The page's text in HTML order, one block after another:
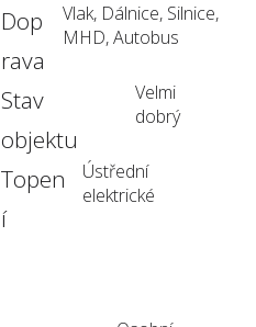
Dop
rava
Vlak, Dálnice, Silnice,
MHD, Autobus
Stav
objektu
Velmi
dobrý
Topen
í
Ústřední
elektrické